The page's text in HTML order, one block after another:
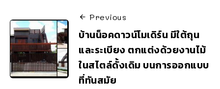
Previous
บ้านน็อคดาวน์โมเดิร์น มีใต้ถุน
และระเบียง ตกแต่งด้วยงานไม้
ในสไตล์ดั้งเดิม บนการออกแบบ
ที่ทันสมัย